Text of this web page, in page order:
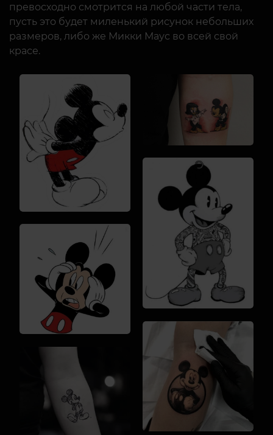
превосходно смотрится на любой части тела,
пусть это будет миленький рисунок небольших
размеров, либо же Микки Маус во всей свой
красе.